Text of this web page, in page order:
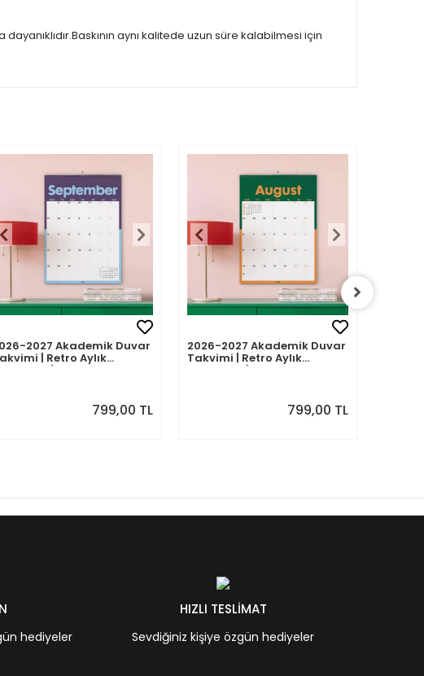
aynı kalitede uzun süre kalabilmesi için
2027 Akademik Duvar
| Retro Aylık
Planlayıcı | Eylül 2026 -
799,00 TL
2026-2027 Akademik Duvar
Takvimi | Retro Aylık
Planlayıcı | Ağustos 2026 -
799,00 TL
hediyeler
HIZLI TESLİMAT
Sevdiğiniz kişiye özgün hediyeler